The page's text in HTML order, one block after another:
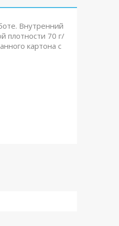
Внутренний
плотности 70 г/
картона с